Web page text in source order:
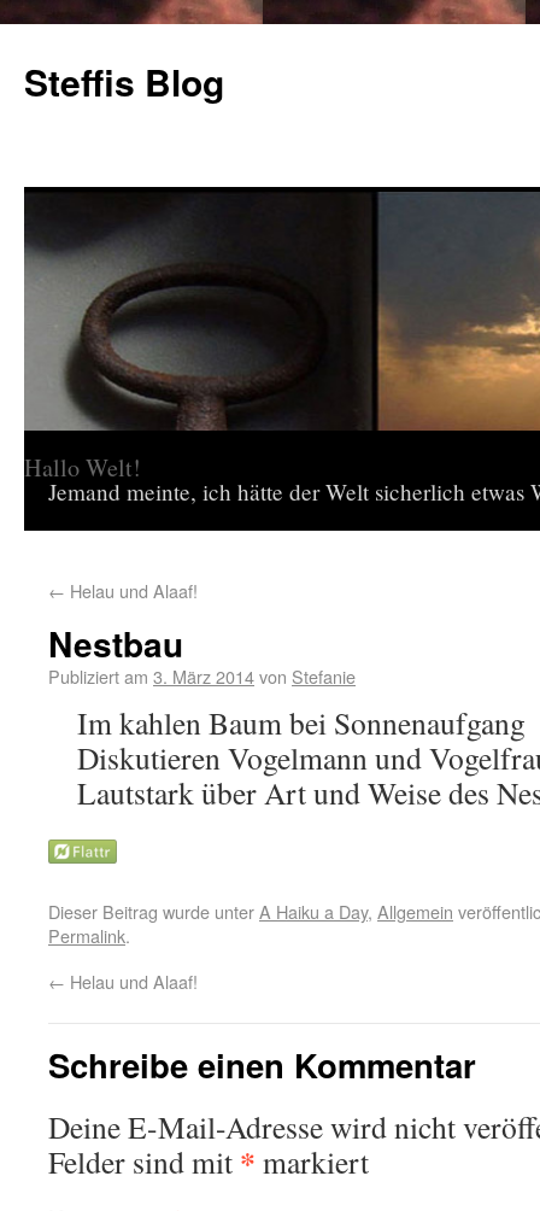
Steffis Blog
Hallo Welt!
Jemand meinte, ich hätte der Welt sicherlich
← Helau und Alaaf!
Nestbau
Publiziert am 3. März 2014von Stefanie
Im kahlen Baum bei Sonnenaufgang
Diskutieren Vogelmann und
Lautstark über Art und Weise des
Dieser Beitrag wurde unterA Haiku a Day, Allgemein
Permalink.
← Helau und Alaaf!
Schreibe einen Kommentar
Deine E-Mail-Adresse wird nicht
Felder sind mit * markiert